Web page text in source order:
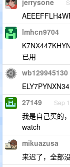
jerrysone
lmhcn9704
已用
wb129945130
27149 Sep
我是自己买的
watch
mikuazusa
来迟了，全部